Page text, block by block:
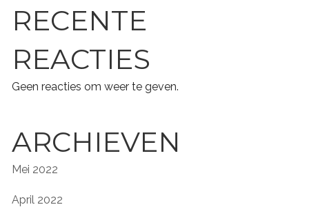
RECENTE
REACTIES
Geen reacties om weer te geven.
ARCHIEVEN
Mei 2022
April 2022